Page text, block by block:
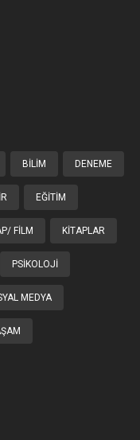
BILIM DENEME
EĞITIM
FILM KITAPLAR
PSIKOLOJI
MEDYA